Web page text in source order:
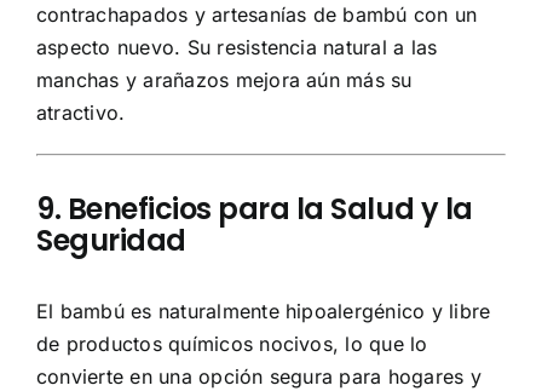
contrachapados y artesanías de bambú con un
aspecto nuevo. Su resistencia natural a las
manchas y arañazos mejora aún más su
atractivo.
9. Beneficios para la Salud y la
Seguridad
El bambú es naturalmente hipoalergénico y libre
de productos químicos nocivos, lo que lo
convierte en una opción segura para hogares y